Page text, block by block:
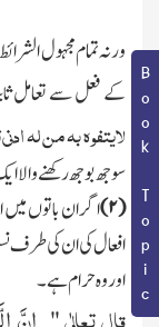
Book Topic
ورنہ تمام مجہول
کے فعل سے تعامل
لایتفوہ بہ من لہ
سوجھ بوجھ رکھنے
(۲) اگر ان باتوں میں
افعال کی ان کی طرف
اور وہ حرام ہے۔